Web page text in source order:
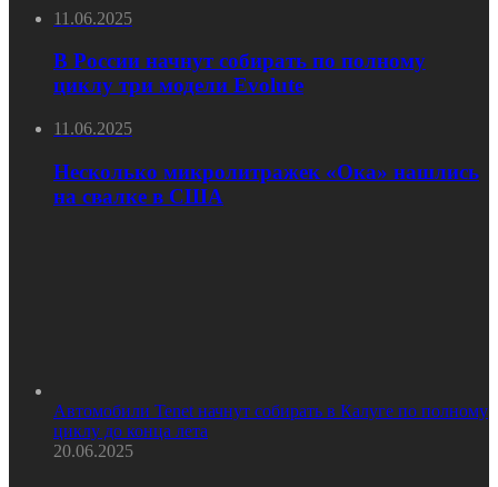
11.06.2025
В России начнут собирать по полному
циклу три модели Evolute
11.06.2025
Несколько микролитражек «Ока» нашлись
на свалке в США
Автомобили Tenet начнут собирать в Калуге по полному
циклу до конца лета
20.06.2025